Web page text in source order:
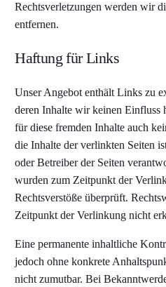
Rechtsverletzungen werden wir
entfernen.
Haftung für Links
Unser Angebot enthält Links zu
deren Inhalte wir keinen Einfluss
für diese fremden Inhalte auch
die Inhalte der verlinkten Seiten
oder Betreiber der Seiten
wurden zum Zeitpunkt der
Rechtsverstöße überprüft.
Zeitpunkt der Verlinkung nicht
Eine permanente inhaltliche
jedoch ohne konkrete
nicht zumutbar. Bei